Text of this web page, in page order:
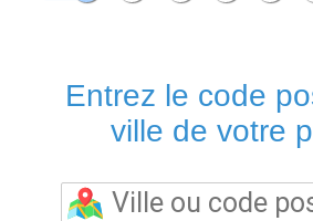
Entrez le code
ville de votre